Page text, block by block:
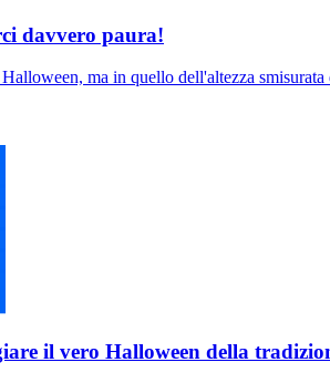
davvero paura!
ma in quello dell'altezza
il vero Halloween della